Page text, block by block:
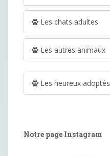
Les chats adultes
Les autres animaux
Les heureux adoptés
Notre page Instagram